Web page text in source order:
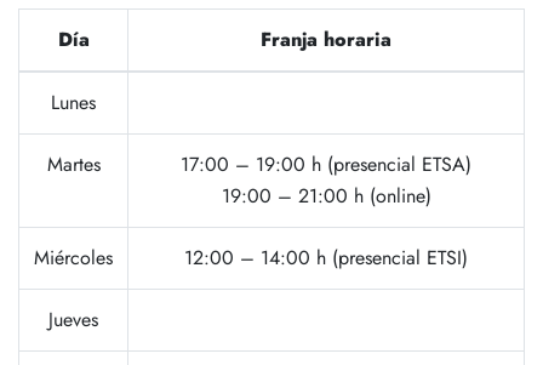
Día Franja horaria
Lunes
Martes
17:00 – 19:00 h (presencial ETSA)
19:00 – 21:00 h (online)
Miércoles 12:00 – 14:00 h (presencial ETSI)
Jueves